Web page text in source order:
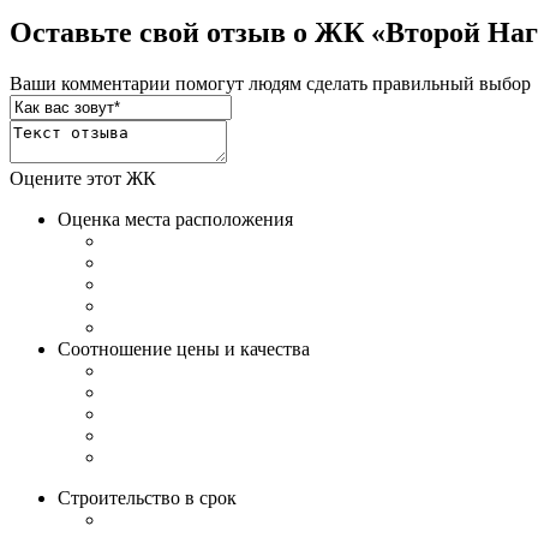
Оставьте свой отзыв о ЖК «Второй
Ваши комментарии помогут людям сделать правильный выбор
Оцените этот ЖК
Оценка места расположения
Соотношение цены и качества
Строительство в срок